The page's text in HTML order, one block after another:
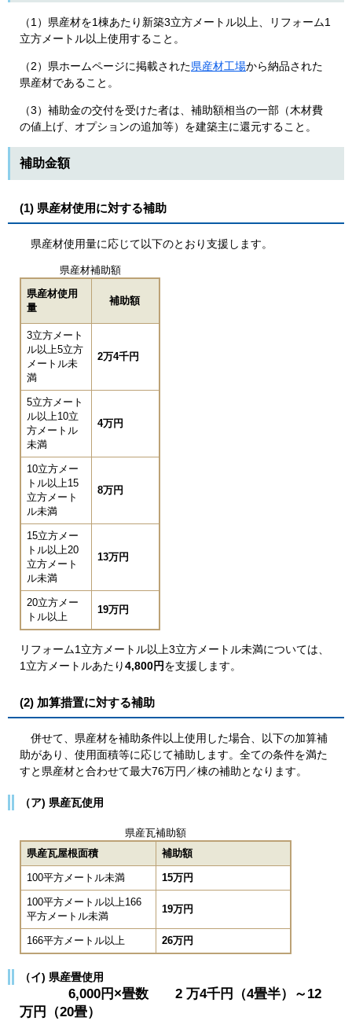
（1）県産材を1棟あたり新築3立方メートル以上、リフォーム1
立方メートル以上使用すること。
（2）県ホームページに掲載された県産材工場から納品された
県産材であること。
（3）補助金の交付を受けた者は、補助額相当の一部（木材費
の値上げ、オプションの追加等）を建築主に還元すること。
補助金額
(1) 県産材使用に対する補助
県産材使用量に応じて以下のとおり支援します。
県産材補助額
県産材使用
量
補助額
3立方メート
ル以上5立方
メートル未
満
2万4千円
5立方メート
ル以上10立
方メートル
未満
4万円
10立方メー
トル以上15
立方メート
ル未満
8万円
15立方メー
トル以上20
立方メート
ル未満
13万円
20立方メー
トル以上
19万円
リフォーム1立方メートル以上3立方メートル未満については、
1立方メートルあたり4,800円を支援します。
(2) 加算措置に対する補助
併せて、​県産材を補助条件以上使用した場合、以下の加算補
助があり、使用面積等に応じて補助します。全ての条件を満た
すと県産材と合わせて最大76万円／棟の補助となります。
（ア) 県産瓦使用
県産瓦補助額
県産瓦屋根面積
補助額
100平方メートル未満 15万円
100平方メートル以上166
平方メートル未満
19万円
166平方メートル以上 26万円
（イ) 県産畳使用
6,000円×畳数 2 万4千円（4畳半）～12
万円（20畳）